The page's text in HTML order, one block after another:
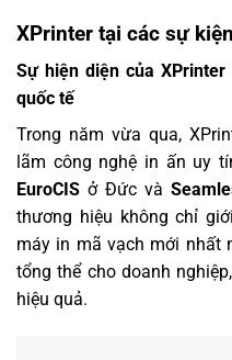
XPrinter tại các sự
Sự hiện diện của
quốc tế
Trong năm vừa qua,
lãm công nghệ in ấn uy
EuroCIS ở Đức và
thương hiệu không chỉ
máy in mã vạch mới nhất
tổng thể cho doanh
hiệu quả.